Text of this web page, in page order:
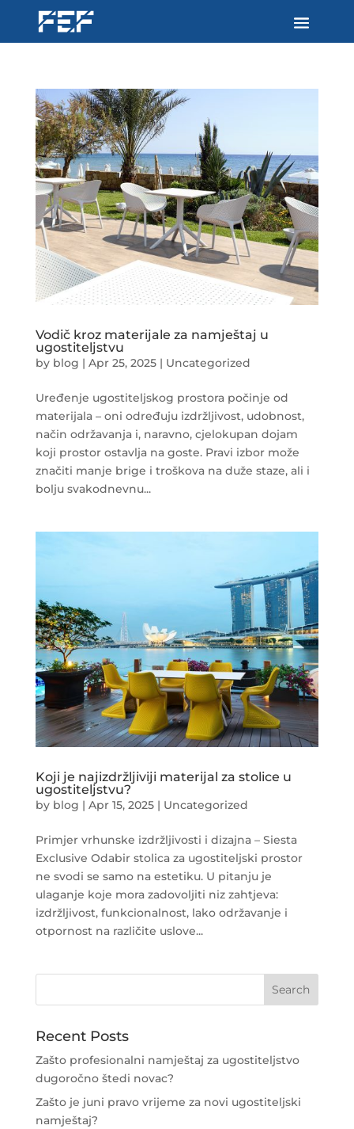
Vodič kroz materijale za namještaj u
ugostiteljstvu
by blog | Apr 25, 2025| Uncategorized
Uređenje ugostiteljskog prostora počinje od
materijala – oni određuju izdržljivost, udobnost,
način održavanja i, naravno, cjelokupan dojam
koji prostor ostavlja na goste. Pravi izbor može
značiti manje brige i troškova na duže staze, ali i
bolju svakodnevnu...
Koji je najizdržljiviji materijal za stolice u
ugostiteljstvu?
by blog | Apr 15, 2025| Uncategorized
Primjer vrhunske izdržljivosti i dizajna – Siesta
Exclusive Odabir stolica za ugostiteljski prostor
ne svodi se samo na estetiku. U pitanju je
ulaganje koje mora zadovoljiti niz zahtjeva:
izdržljivost, funkcionalnost, lako održavanje i
otpornost na različite uslove...
Recent Posts
Zašto profesionalni namještaj za ugostiteljstvo
dugoročno štedi novac?
Zašto je juni pravo vrijeme za novi ugostiteljski
namještaj?